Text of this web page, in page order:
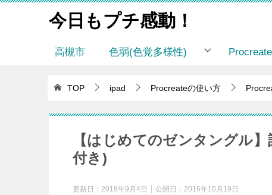
今日もプチ感動！
高槻市 色弱(色覚多様性)
TOP ipad Procreateの使い方
【はじめてのゼンタングル
付き)
更新日： 2018年9月4日 公開日： 2016年10月19日